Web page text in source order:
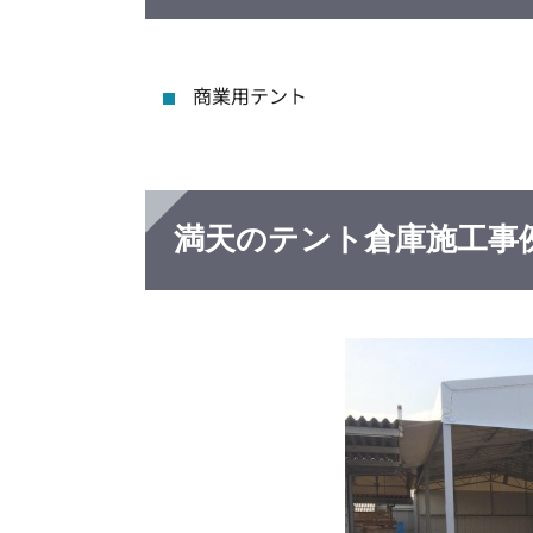
商業用テント
満天のテント倉庫施工事